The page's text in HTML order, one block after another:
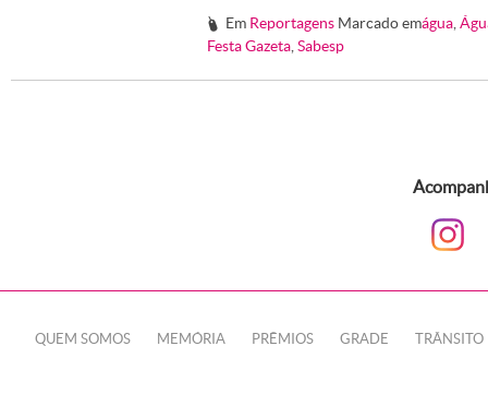
# Em Reportagens Marcado emágua ,
Festa Gazeta Sabesp
QUEM SOMOS MEMÓRIA PRÊMIOS GRADE TRÂNSITO